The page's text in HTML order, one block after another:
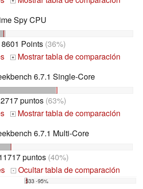
Spy CPU
8601 Points(36%)
+
Mostrar tabla de comparación
6.7.1 Single-Core
2717 puntos (63%)
+
Mostrar tabla de comparación
6.7.1 Multi-Core
puntos(40%)
- Ocultar tabla de comparación
533 -95%